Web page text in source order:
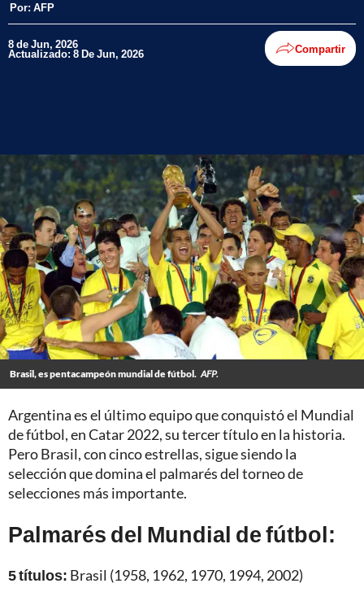
Por: AFP
8 de Jun, 2026
Actualizado: 8 De Jun, 2026 Compartir
Brasil, es pentacampeón mundial de fútbol. AFP.
Argentina es el último equipo que conquistó el Mundial
de fútbol, en Catar 2022, su tercer título en la historia.
Pero Brasil, con cinco estrellas, sigue siendo la
selección que domina el palmarés del torneo de
selecciones más importante.
Palmarés del Mundial de fútbol:
5 títulos: Brasil (1958, 1962, 1970, 1994, 2002)